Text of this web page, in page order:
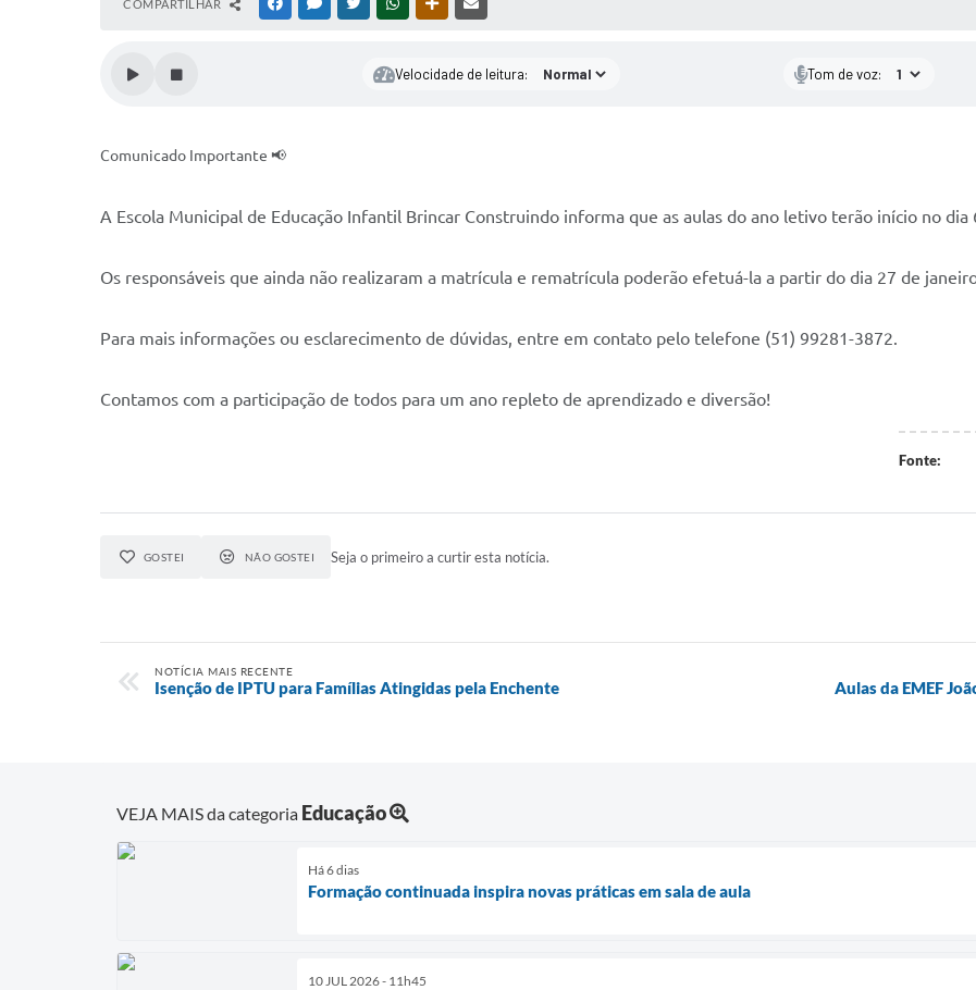
COMPARTILHAR FACEBOOKMESSENGER
TWITTERWHATSAPPOUTRAS MÍDIAS
Velocidade de leitura: Tom de voz:
Comunicado Importante 📢
A Escola Municipal de Educação Infantil Brincar Construindo informa que as aulas do ano letivo terão início no
Os responsáveis que ainda não realizaram a matrícula e rematrícula poderão efetuá-la a partir do dia 27 de
Para mais informações ou esclarecimento de dúvidas, entre em contato pelo telefone (51) 99281-3872.
Contamos com a participação de todos para um ano repleto de aprendizado e diversão!
Fonte:
GOSTEI NÃO GOSTEI Seja o primeiro a curtir esta notícia.
NOTÍCIA MAIS RECENTE
Isenção de IPTU para Famílias Atingidas pela Enchente Aulas da EMEF
VEJA MAIS da categoria Educação
Há 6 dias
Formação continuada inspira novas práticas em sala de aula
10 JUL 2026 - 11h45